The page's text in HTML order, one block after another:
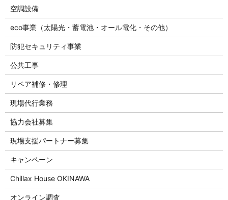
空調設備
eco事業（太陽光・蓄電池・オール電化・その他）
防犯セキュリティ事業
公共工事
リペア補修・修理
現場代行業務
協力会社募集
現場支援パートナー募集
キャンペーン
Chillax House OKINAWA
オンライン調査